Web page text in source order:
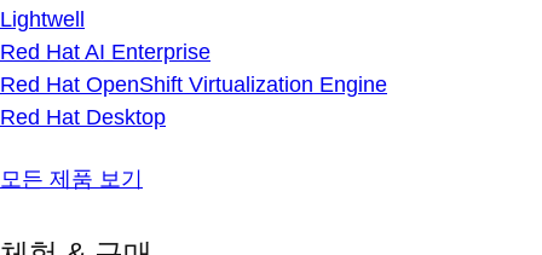
Lightwell
Red Hat AI Enterprise
Red Hat OpenShift Virtualization Engine
Red Hat Desktop
모든 제품 보기